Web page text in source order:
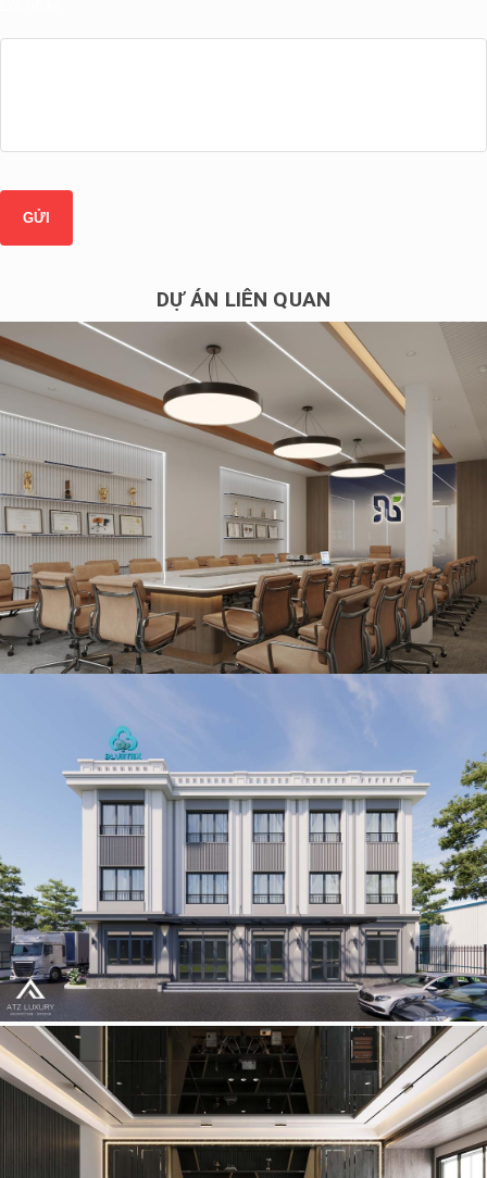
DỰ ÁN LIÊN QUAN
Thiết kế văn phòng Tập đoàn dược phẩm Starmed chi nhánh
TPHCM
Thiết kế văn phòng nhà điều hành nhà máy sợi Bluetex- Thái
Bình